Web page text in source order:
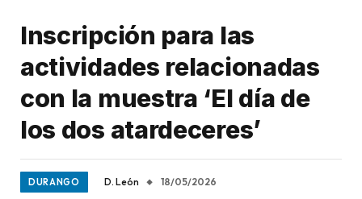
Inscripción para las
actividades relacionadas
con la muestra ‘El día de
los dos atardeceres’
DURANGO D. León 18/05/2026